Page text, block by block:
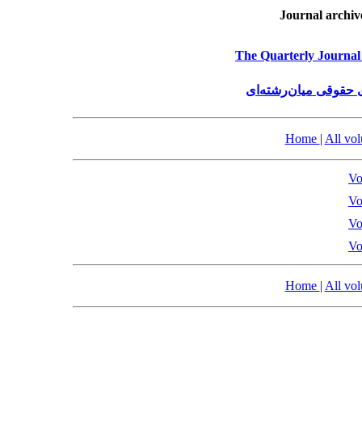
Journal
The Quarterly
میان‌رشته‌ای
Home | All
Home | All